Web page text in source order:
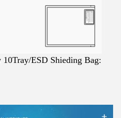
10Tray/ESD Shieding Bag: